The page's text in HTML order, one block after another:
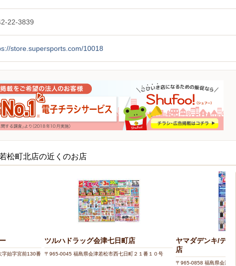
22-3839
store.supersports.com/10018
松町北店の近くのお店
字始字宮前130番
ツルハドラッグ会津七日町店
〒965-0045 福島県会津若松市西七日町２１番１０号
ヤマダデンキ/テ
店
〒965-0858 福島県会津若